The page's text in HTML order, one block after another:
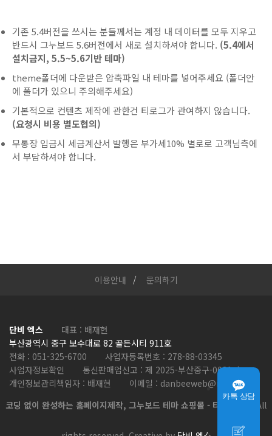
카톡 상담
기존 5.4버전을 쓰시는 분들께서는 계정 내 데이터를 모두 지우고
반드시 그누보드 5.6버전에서 새로 설치하셔야 합니다. (5.4에서
설치금지, 5.5~5.6기반 테마)
theme폴더에 다운받은 압축파일 내 테마를 넣어주세요 (폴더안
에 폴더가 있으니 주의해주세요)
기본적으로 컨텐츠 제작에 관한건 티로그가 관여하지 않습니다.
(요청시 비용 별도협의)
무통장 입금시 세금계산서 발행은 부가세10% 별로로 고객님측에
서 부담하셔야 합니다.
이용안내 문의하기
단비 엑스
대표 : 배재현
부산광역시 중구 보수대로 82 골든시티 911호
전화 : 051-325-6700 사업자등록번호 : 278-88-03345
사업자정보확인
통신판매업신고 : 제 2025-부산중구-0031 호
개인정보관리책임자 : 배재현
이메일 : danbeeweb@naver.com
코딩 없이 완성하는 홈페이지제작, 그누보드 테마 쇼핑몰 - 티로그몰
All